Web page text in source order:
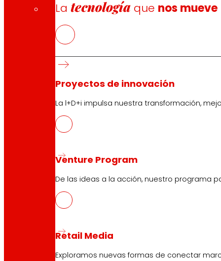
Latecnología que nos mueve
Proyectos de innovación
La l+D+i impulsa nuestra transformación,
Venture Program
De las ideas a la acción, nuestro programa
Retail Media
Exploramos nuevas formas de conectar